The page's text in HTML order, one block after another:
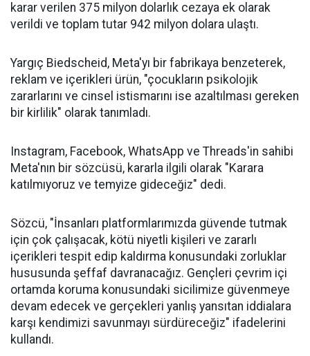
karar verilen 375 milyon dolarlık cezaya ek olarak
verildi ve toplam tutar 942 milyon dolara ulaştı.
Yargıç Biedscheid, Meta'yı bir fabrikaya benzeterek,
reklam ve içerikleri ürün, "çocukların psikolojik
zararlarını ve cinsel istismarını ise azaltılması gereken
bir kirlilik" olarak tanımladı.
Instagram, Facebook, WhatsApp ve Threads'in sahibi
Meta'nın bir sözcüsü, kararla ilgili olarak "Karara
katılmıyoruz ve temyize gideceğiz" dedi.
Sözcü, "İnsanları platformlarımızda güvende tutmak
için çok çalışacak, kötü niyetli kişileri ve zararlı
içerikleri tespit edip kaldırma konusundaki zorluklar
hususunda şeffaf davranacağız. Gençleri çevrim içi
ortamda koruma konusundaki sicilimize güvenmeye
devam edecek ve gerçekleri yanlış yansıtan iddialara
karşı kendimizi savunmayı sürdüreceğiz" ifadelerini
kullandı.